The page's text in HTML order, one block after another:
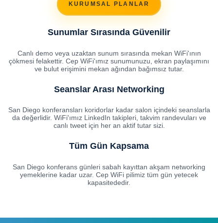
KURUMSAL PLANLAR
Sunumlar Sırasında Güvenilir
Canlı demo veya uzaktan sunum sırasında mekan WiFi'ının
çökmesi felakettir. Cep WiFi'ımız sunumunuzu, ekran paylaşımını
ve bulut erişimini mekan ağından bağımsız tutar.
Seanslar Arası Networking
San Diego konferansları koridorlar kadar salon içindeki seanslarla
da değerlidir. WiFi'ımız LinkedIn takipleri, takvim randevuları ve
canlı tweet için her an aktif tutar sizi.
Tüm Gün Kapsama
San Diego konferans günleri sabah kayıttan akşam networking
yemeklerine kadar uzar. Cep WiFi pilimiz tüm gün yetecek
kapasitededir.